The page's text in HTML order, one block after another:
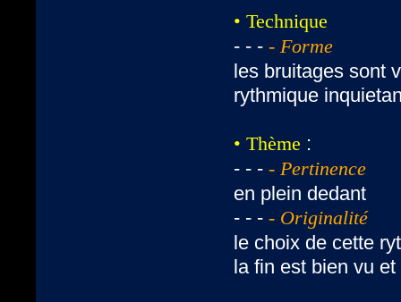
• Technique
- - -- Forme
les bruitages sont
rythmique
• Thème :
- - -- Pertinence
en plein dedant
- - -- Originalité
le choix de cette
la fin est bien vu